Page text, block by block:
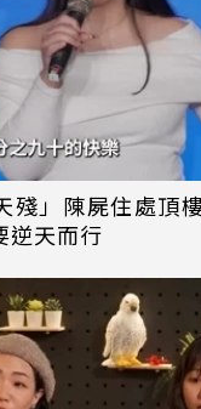
殘」陳屍住處頂
逆天而行